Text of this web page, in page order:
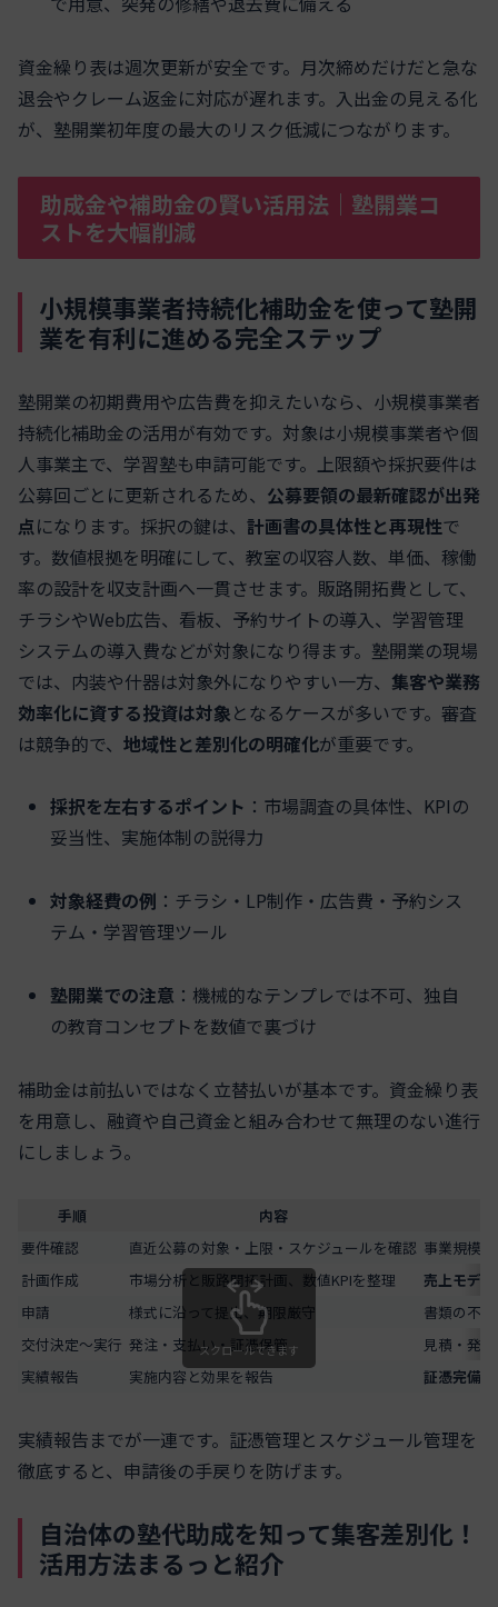
資金繰り表は週次更新が安全です。月次締めだけだと急な
退会やクレーム返金に対応が遅れます。入出金の見える化
が、塾開業初年度の最大のリスク低減につながります。
助成金や補助金の賢い活用法｜塾開業コ
ストを大幅削減
小規模事業者持続化補助金を使って塾開
業を有利に進める完全ステップ
塾開業の初期費用や広告費を抑えたいなら、小規模事業者
持続化補助金の活用が有効です。対象は小規模事業者や個
人事業主で、学習塾も申請可能です。上限額や採択要件は
公募回ごとに更新されるため、 公募要領の最新確認が出発
点になります。採択の鍵は、 計画書の具体性と再現性で
す。数値根拠を明確にして、教室の収容人数、単価、稼働
率の設計を収支計画へ一貫させます。販路開拓費として、
チラシやWeb広告、看板、予約サイトの導入、学習管理
システムの導入費などが対象になり得ます。塾開業の現場
では、内装や什器は対象外になりやすい一方、 集客や業務
効率化に資する投資は対象となるケースが多いです。審査
は競争的で、 地域性と差別化の明確化が重要です。
採択を左右するポイント ：市場調査の具体性、KPIの
妥当性、実施体制の説得力
対象経費の例 ：チラシ・LP制作・広告費・予約シス
テム・学習管理ツール
塾開業での注意 ：機械的なテンプレでは不可、独自
の教育コンセプトを数値で裏づけ
補助金は前払いではなく立替払いが基本です。資金繰り表
を用意し、融資や自己資金と組み合わせて無理のない進行
にしましょう。
手順
内容
要件確認
直近公募の対象・上限・スケジュールを確認 事業規模
計画作成
市場分析と販路開拓計画、数値KPIを整理
売上モデ
申請
様式に沿って提出、期限厳守
書類の不
交付決定～実行 発注・支払い・証憑保管
見積・発
実績報告
実施内容と効果を報告 証憑完備
スクロールできます
実績報告までが一連です。証憑管理とスケジュール管理を
徹底すると、申請後の手戻りを防げます。
自治体の塾代助成を知って集客差別化！
活用方法まるっと紹介